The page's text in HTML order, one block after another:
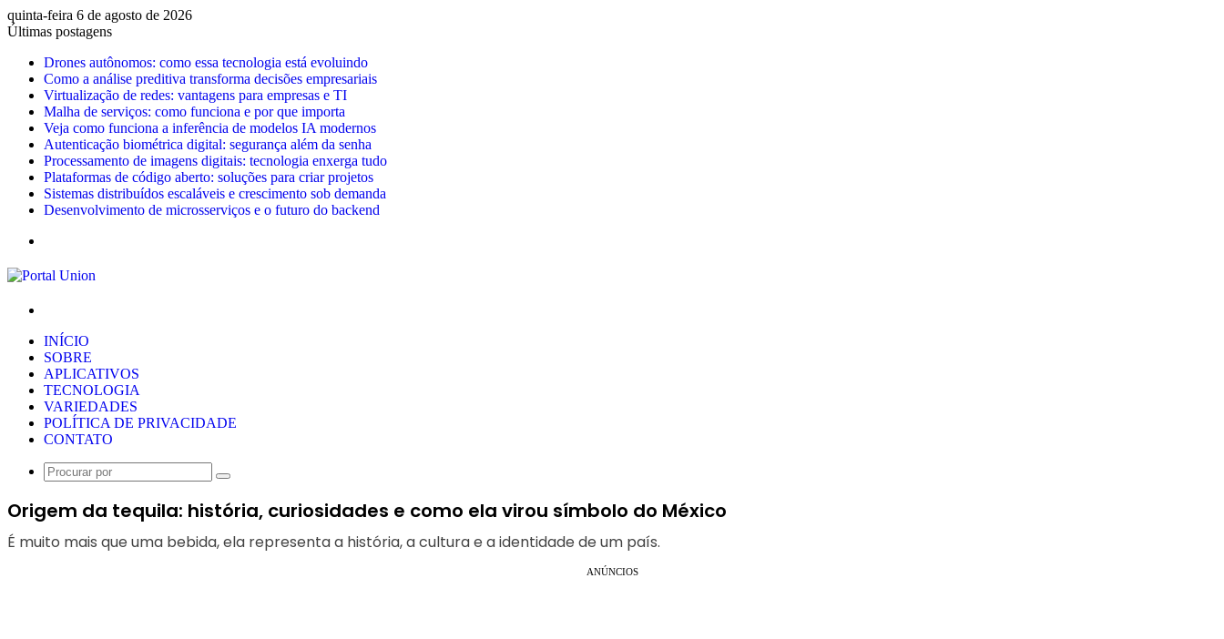
quinta-feira 6 de agosto de 2026
Últimas postagens
Drones autônomos: como essa tecnologia está evoluindo
Como a análise preditiva transforma decisões empresariais
Virtualização de redes: vantagens para empresas e TI
Malha de serviços: como funciona e por que importa
Veja como funciona a inferência de modelos IA modernos
Autenticação biométrica digital: segurança além da senha
Processamento de imagens digitais: tecnologia enxerga tudo
Plataformas de código aberto: soluções para criar projetos
Sistemas distribuídos escaláveis e crescimento sob demanda
Desenvolvimento de microsserviços e o futuro do backend
INÍCIO
SOBRE
APLICATIVOS
TECNOLOGIA
VARIEDADES
POLÍTICA DE PRIVACIDADE
CONTATO
Procurar
Origem da tequila: história, curiosidades e como ela virou símbolo do México
É muito mais que uma bebida, ela representa a história, a cultura e a identidade de um país.
ANÚNCIOS